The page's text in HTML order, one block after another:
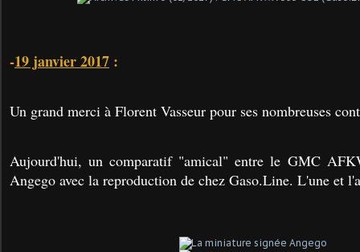
-19 janvier 2017 :
Un grand merci à Florent Vasseur pour ses nombreuses
Aujourd'hui, un comparatif "amical" entre le GMC
Angego avec la reproduction de chez Gaso.Line. L'une et